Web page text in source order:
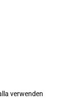
verwenden